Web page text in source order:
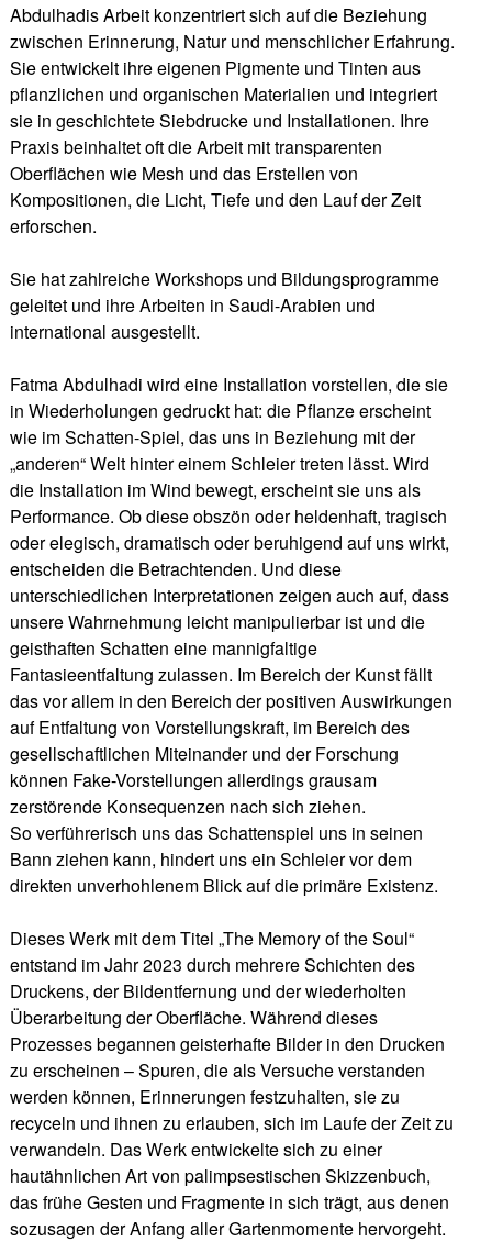
Abdulhadis Arbeit konzentriert sich auf die Beziehung
zwischen Erinnerung, Natur und menschlicher Erfahrung.
Sie entwickelt ihre eigenen Pigmente und Tinten aus
pflanzlichen und organischen Materialien und integriert
sie in geschichtete Siebdrucke und Installationen. Ihre
Praxis beinhaltet oft die Arbeit mit transparenten
Oberflächen wie Mesh und das Erstellen von
Kompositionen, die Licht, Tiefe und den Lauf der Zeit
erforschen.
Sie hat zahlreiche Workshops und Bildungsprogramme
geleitet und ihre Arbeiten in Saudi-Arabien und
international ausgestellt.
Fatma Abdulhadi wird eine Installation vorstellen, die sie
in Wiederholungen gedruckt hat: die Pflanze erscheint
wie im Schatten-Spiel, das uns in Beziehung mit der
„anderen“ Welt hinter einem Schleier treten lässt. Wird
die Installation im Wind bewegt, erscheint sie uns als
Performance. Ob diese obszön oder heldenhaft, tragisch
oder elegisch, dramatisch oder beruhigend auf uns wirkt,
entscheiden die Betrachtenden. Und diese
unterschiedlichen Interpretationen zeigen auch auf, dass
unsere Wahrnehmung leicht manipulierbar ist und die
geisthaften Schatten eine mannigfaltige
Fantasieentfaltung zulassen. Im Bereich der Kunst fällt
das vor allem in den Bereich der positiven Auswirkungen
auf Entfaltung von Vorstellungskraft, im Bereich des
gesellschaftlichen Miteinander und der Forschung
können Fake-Vorstellungen allerdings grausam
zerstörende Konsequenzen nach sich ziehen.
So verführerisch uns das Schattenspiel uns in seinen
Bann ziehen kann, hindert uns ein Schleier vor dem
direkten unverhohlenem Blick auf die primäre Existenz.
Dieses Werk mit dem Titel „The Memory of the Soul“
entstand im Jahr 2023 durch mehrere Schichten des
Druckens, der Bildentfernung und der wiederholten
Überarbeitung der Oberfläche. Während dieses
Prozesses begannen geisterhafte Bilder in den Drucken
zu erscheinen – Spuren, die als Versuche verstanden
werden können, Erinnerungen festzuhalten, sie zu
recyceln und ihnen zu erlauben, sich im Laufe der Zeit zu
verwandeln. Das Werk entwickelte sich zu einer
hautähnlichen Art von palimpsestischen Skizzenbuch,
das frühe Gesten und Fragmente in sich trägt, aus denen
sozusagen der Anfang aller Gartenmomente hervorgeht.